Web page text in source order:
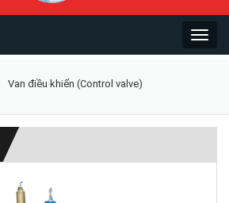
Van điều khiển (Control valve)